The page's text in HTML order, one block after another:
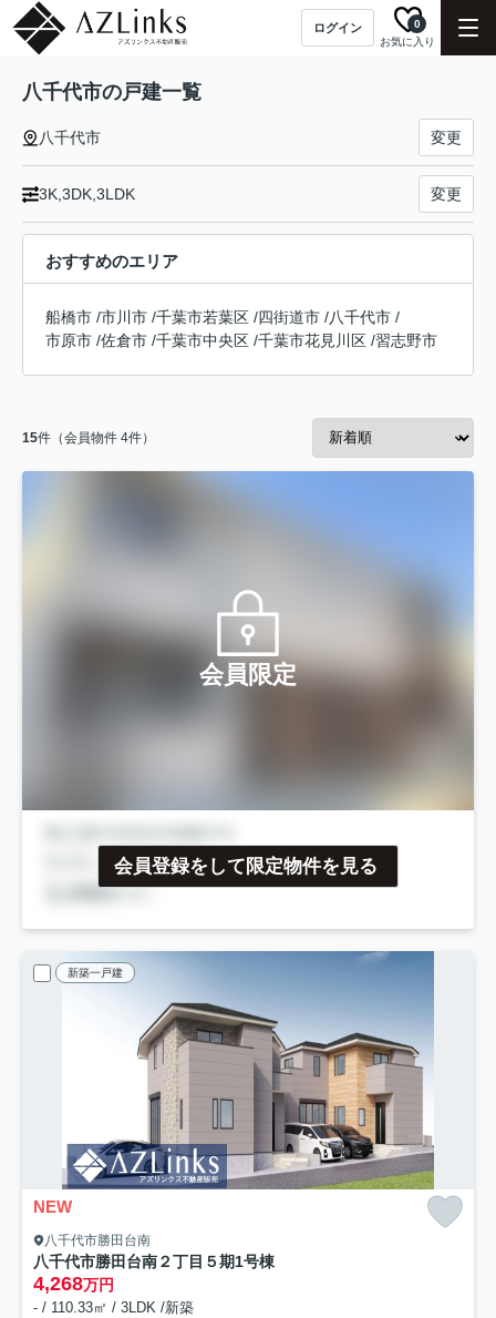
ログイン
お気に入り
0
八千代市の戸建一覧
八千代市 変更
3K,3DK,3LDK 変更
おすすめのエリア
船橋市 /市川市 /千葉市若葉区 /四街道市 /八千代市 /
市原市 /佐倉市 /千葉市中央区 /千葉市花見川区 /習志野市
15件（会員物件 4件）
会員限定
会員登録をして限定物件を見る
新築一戸建
NEW
八千代市勝田台南
八千代市勝田台南２丁目５期1号棟
4,268万円
- / 110.33㎡ / 3LDK /新築